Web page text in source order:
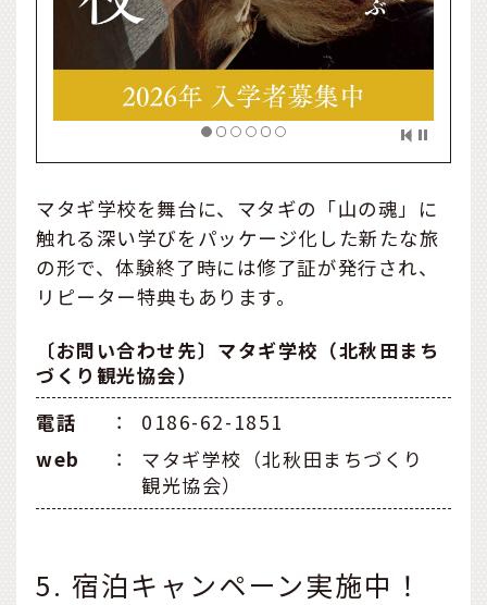
マタギ学校を舞台に、マタギの「山の魂」に
触れる深い学びをパッケージ化した新たな旅
の形で、体験終了時には修了証が発行され、
リピーター特典もあります。
〔お問い合わせ先〕マタギ学校（北秋田まち
づくり観光協会）
電話
：
0186-62-1851
web
：
マタギ学校（北秋田まちづくり
観光協会）
5. 宿泊キャンペーン実施中！